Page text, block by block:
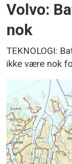
Volvo:
nok
TEKNOLOGI:
ikke være nok